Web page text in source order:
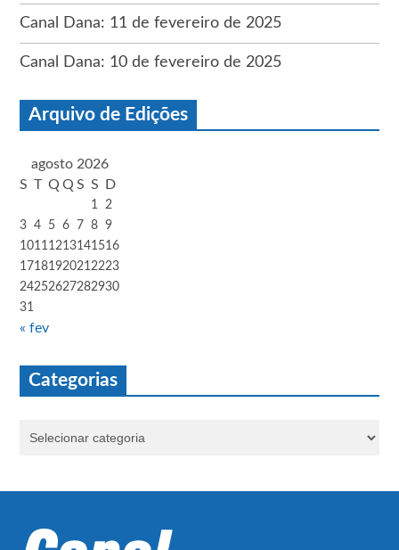
Canal Dana: 11 de fevereiro de 2025
Canal Dana: 10 de fevereiro de 2025
Arquivo de Edições
agosto 2026
S T Q Q S S D
1
2
3 4 5 6 7 8 9
1011 1213141516
1718192021 2223
24252627282930
31
« fev
Categorias